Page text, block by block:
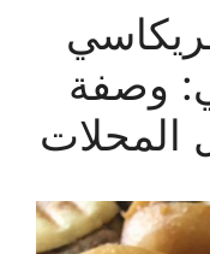
وصفة
المحلات